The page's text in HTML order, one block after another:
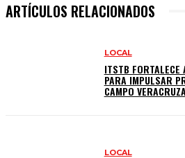
ARTÍCULOS RELACIONADOS
LOCAL
ITSTB FORTALECE
PARA IMPULSAR
CAMPO
LOCAL